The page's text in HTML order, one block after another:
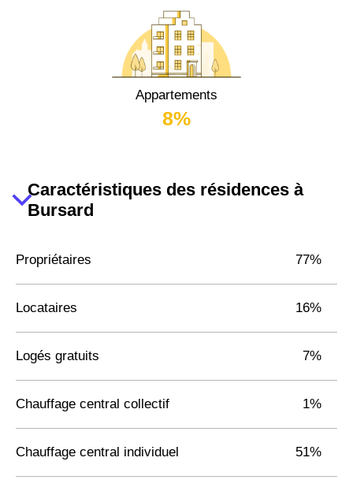
Appartements
8%
Caractéristiques des résidences à
Bursard
Propriétaires 77%
Locataires 16%
Logés gratuits 7%
Chauffage central collectif 1%
Chauffage central individuel 51%